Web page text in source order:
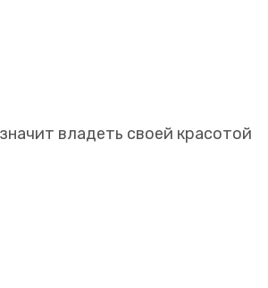
владеть своей красотой